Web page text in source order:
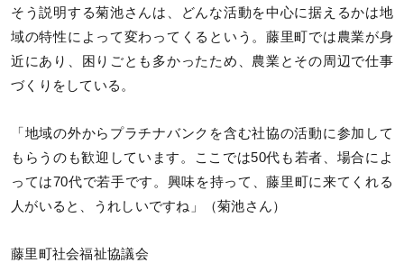
そう説明する菊池さんは、どんな活動を中心に据えるかは地
域の特性によって変わってくるという。藤里町では農業が身
近にあり、困りごとも多かったため、農業とその周辺で仕事
づくりをしている。
「地域の外からプラチナバンクを含む社協の活動に参加して
もらうのも歓迎しています。ここでは50代も若者、場合によ
っては70代で若手です。興味を持って、藤里町に来てくれる
人がいると、うれしいですね」（菊池さん）
藤里町社会福祉協議会